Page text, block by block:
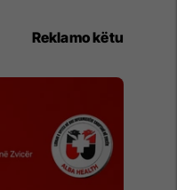
Reklamo këtu